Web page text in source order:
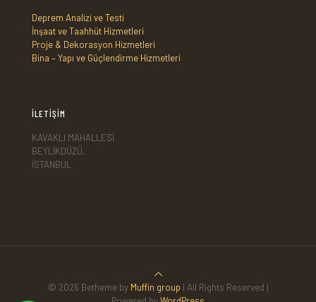
Deprem Analizi ve Testi
İnşaat ve Taahhüt Hizmetleri
Proje & Dekorasyon Hizmetleri
Bina – Yapı ve Güçlendirme Hizmetleri
İLETİŞİM
KAVAKLI MAHALLESİ
BEYLİKDÜZÜ,
İSTANBUL
© 2026 Betheme by Muffin group | All Rights Reserved |